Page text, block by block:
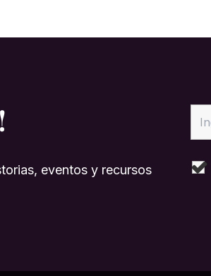
eventos y recursos